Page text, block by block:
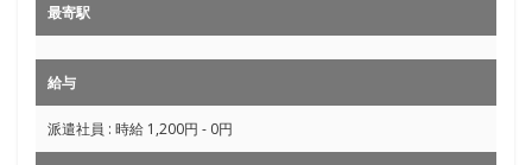
最寄駅
給与
派遣社員 : 時給 1,200円 - 0円